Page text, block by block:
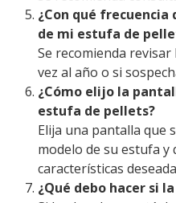
¿Con qué frecuencia
de mi estufa de
Se recomienda
vez al año o si
¿Cómo elijo la
estufa de pellets?
Elija una pantalla que
modelo de su estufa y
características
¿Qué debo hacer si